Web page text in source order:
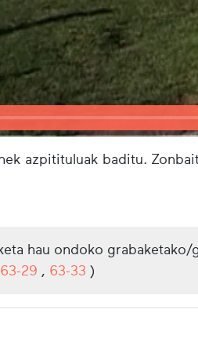
azpitituluak baditu.
hau ondoko
63-29 , 63-33 )